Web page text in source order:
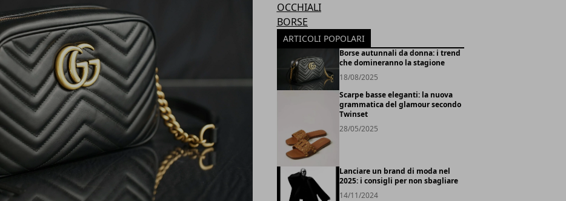
OCCHIALI
BORSE
ARTICOLI POPOLARI
Borse autunnali da donna: i trend
che domineranno la stagione
18/08/2025
Scarpe basse eleganti: la nuova
grammatica del glamour secondo
Twinset
28/05/2025
Lanciare un brand di moda nel
2025: i consigli per non sbagliare
14/11/2024